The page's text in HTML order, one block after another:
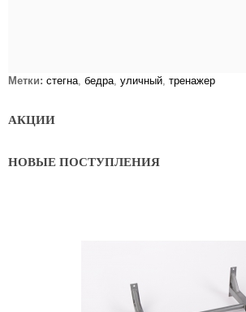
Метки: стегна, бедра, уличный, тренажер
АКЦИИ
НОВЫЕ ПОСТУПЛЕНИЯ